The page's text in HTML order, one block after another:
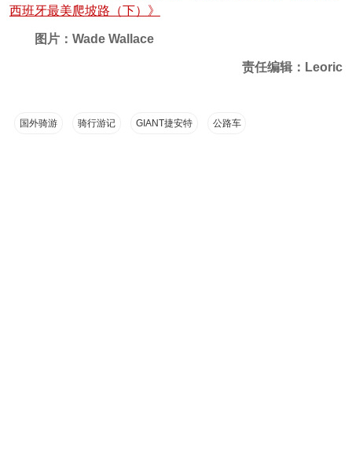
西班牙最美爬坡路（下）》
图片：Wade Wallace
责任编辑：Leoric
国外骑游 骑行游记 GIANT捷安特 公路车